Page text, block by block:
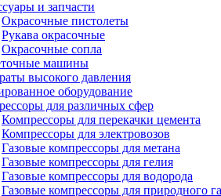
и запчасти
Окрасочные пистолеты
Рукава окрасочные
Окрасочные сопла
машины
высокого давления
оборудование
для различных сфер
Компрессоры для перекачки цемента
Компрессоры для электровозов
Газовые компрессоры для метана
Газовые компрессоры для гелия
Газовые компрессоры для водорода
Газовые компрессоры для природного